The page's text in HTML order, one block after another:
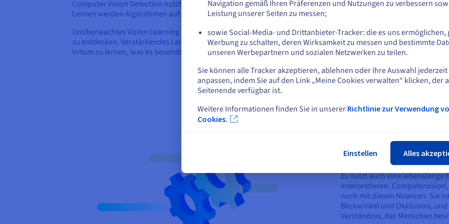
Computer Vision Detection nutzt verschiedene Typen von Machine-Learning-Code, um diese Aufgaben durch
Lernen werden Algorithmen auf gekennzeichneten Datensätzen trainiert, wobei jedes Bild mit dem Objekt
Unüberwachtes Vision Learning hingegen ermöglicht es Algorithmen, Muster und Strukturen in der
zu entdecken. Verstärkendes Lernen, das davon inspiriert ist, wie Tiere durch Belohnungen und Strafen
Irrtum zu lernen, was es besonders für Aufgaben wie Spielen und Robotik nützlich macht.
Unterschied zum
Während Cloud Computer
Nachahmung des
grundlegende Unterschiede
Sehvermögen ist
verschiedenen Bedingungen
verdeckt sind oder aus
Es nutzt auch eine lebenslange
interpretieren.
noch mit diesen Nuancen. Sie
Blickwinkel und Okklusion,
Verständnis, das Menschen
Auf der aktuellen Website bleiben
Eine andere Website wählen
Navigation gemäß Ihren Präferenzen und Nutzungen zu verbessern
Leistung unserer Seiten zu messen;
sowie Social-Media- und Drittanbieter-Tracker: die es uns ermöglichen,
Werbung zu schalten, deren Wirksamkeit zu messen und bestimmte
unseren Werbepartnern und sozialen Netzwerken zu teilen.
Sie können alle Tracker akzeptieren, ablehnen oder Ihre Auswahl jederzeit
anpassen, indem Sie auf den Link „Meine Cookies verwalten“ klicken, der
Seitenende verfügbar ist.
Weitere Informationen finden Sie in unserer Richtlinie zur Verwendung
Cookies.
Einstellen Alles